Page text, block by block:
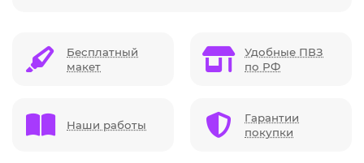
Бесплатный
макет
Удобные ПВЗ
по РФ
Наши работы
Гарантии
покупки